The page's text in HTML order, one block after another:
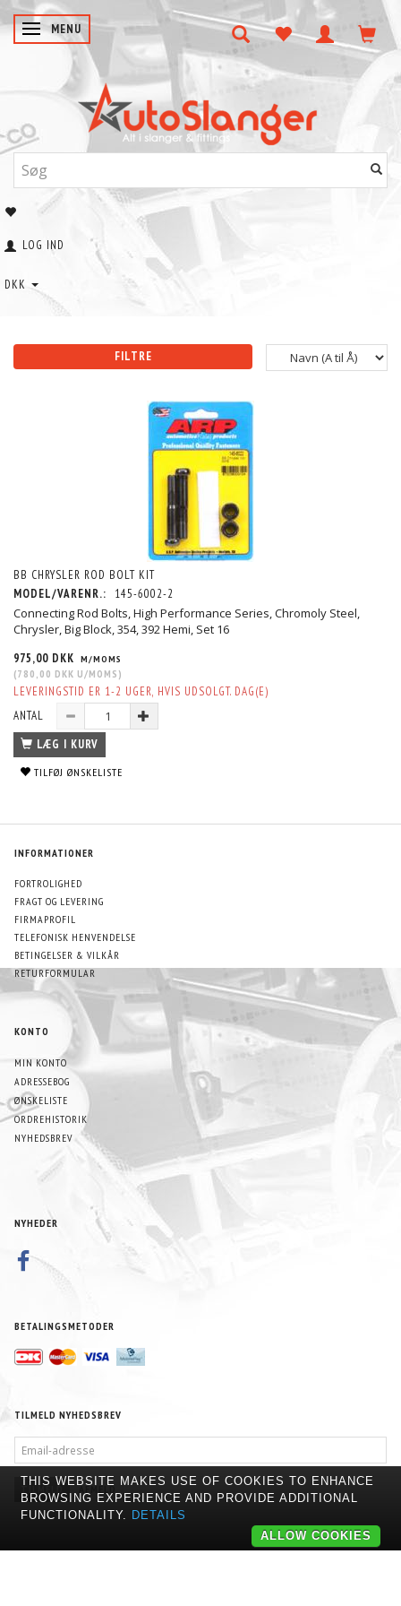
SKIFTE NAVIGATION
MENU
LOG IND
DKK
FILTRE
BB CHRYSLER ROD BOLT KIT
MODEL/VARENR.:
145-6002-2
Connecting Rod Bolts, High Performance Series, Chromoly Steel,
Chrysler, Big Block, 354, 392 Hemi, Set 16
975,00 DKK M/MOMS
(780,00 DKK U/MOMS )
LEVERINGSTID ER 1-2 UGER, HVIS UDSOLGT. DAG(E)
ANTAL
LÆG I KURV
TILFØJ ØNSKELISTE
INFORMATIONER
FORTROLIGHED
FRAGT OG LEVERING
FIRMAPROFIL
TELEFONISK HENVENDELSE
BETINGELSER & VILKÅR
RETURFORMULAR
KONTO
MIN KONTO
ADRESSEBOG
ØNSKELISTE
ORDREHISTORIK
NYHEDSBREV
NYHEDER
BETALINGSMETODER
TILMELD NYHEDSBREV
ADRESSE
TILMELD AFMELD
THIS WEBSITE MAKES USE OF COOKIES TO ENHANCE
BROWSING EXPERIENCE AND PROVIDE ADDITIONAL
FUNCTIONALITY. DETAILS
ALLOW COOKIES